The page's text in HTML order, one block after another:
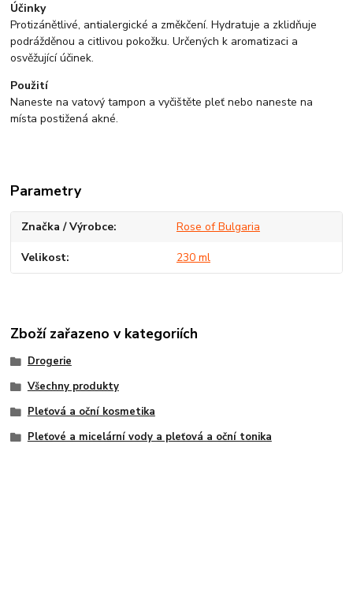
Účinky
Protizánětlivé, antialergické a změkčení. Hydratuje a zklidňuje
podrážděnou a citlivou pokožku. Určených k aromatizaci a
osvěžující účinek.
Použití
Naneste na vatový tampon a vyčištěte pleť nebo naneste na
místa postižená akné.
Parametry
Značka / Výrobce Rose of Bulgaria
Velikost 230 ml
Zboží zařazeno v kategoriích
Drogerie
Všechny produkty
Pleťová a oční kosmetika
Pleťové a micelární vody a pleťová a oční tonika